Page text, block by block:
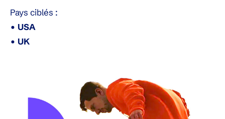
Pays ciblés :
• USA
• UK